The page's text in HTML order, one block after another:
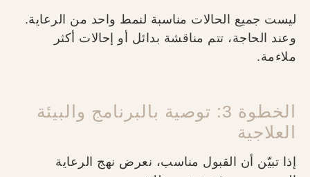
ليست جميع الحالات مناسبة لنمط واحد من الرعاية.
وعند الحاجة، تتم مناقشة بدائل أو إحالات أكثر
ملاءمة.
الخطوة 3: توصية بالبرنامج والبيئة
العلاجية
إذا تبيّن أن القبول مناسب، نعرض نهج الرعاية